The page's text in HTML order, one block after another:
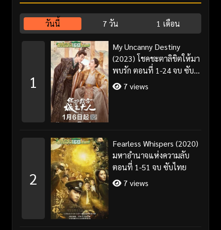
วันนี้ 7 วัน 1 เดือน
1
My Uncanny Destiny
(2023) โชคชะตาลิขิตให้มา
พบรัก ตอนที่ 1-24 จบ ซับ
ไทย/พากย์ไทย
7 views
2
Fearless Whispers (2020)
มหาอำนาจแห่งความลับ
ตอนที่ 1-51 จบ ซับไทย
7 views